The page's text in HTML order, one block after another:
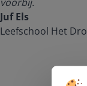
Juf Els
Leefschool Het